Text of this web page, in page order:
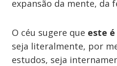
expansão da mente, da
O céu sugere que este
seja literalmente, por
estudos, seja